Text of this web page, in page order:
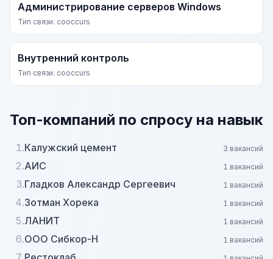
Администрирование серверов Windows
Тип связи: cooccurs
Внутренний контроль
Тип связи: cooccurs
Топ-компаний по спросу на навык
1.Калужский цемент 3 вакансий
2.АИС 1 вакансий
3.Гладков Александр Сергеевич 1 вакансий
4.Зотман Хорека 1 вакансий
5.ЛАНИТ 1 вакансий
6.ООО Сибкор-Н 1 вакансий